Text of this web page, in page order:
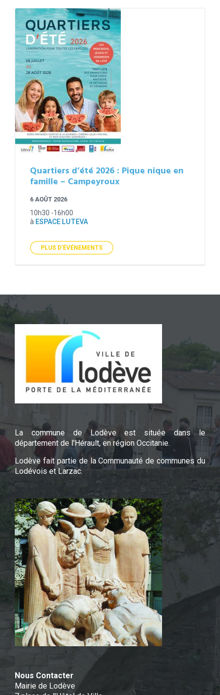
Quartiers d’été 2026 : Pique nique en
famille – Campeyroux
6 AOÛT 2026
10h30 -16h00
à ESPACE LUTEVA
PLUS D'ÉVÉNEMENTS
La commune de Lodève est située dans le
département de l'Hérault, en région Occitanie.
Lodève fait partie de la Communauté de communes du
Lodévois et Larzac.
Nous Contacter
Mairie de Lodève